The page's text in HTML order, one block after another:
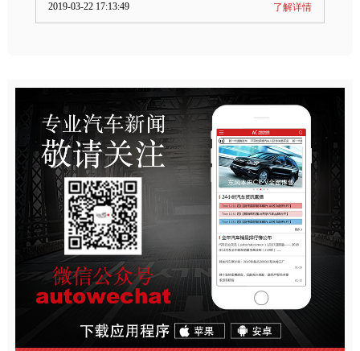
2019-03-22 17:13:49 了解详情